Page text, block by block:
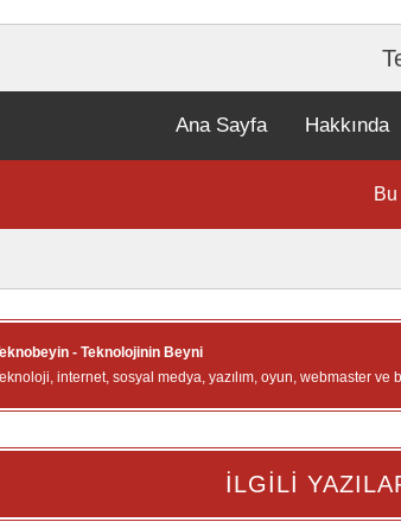
Ana Sayfa Hakkında
- Teknolojinin Beyni
internet, sosyal medya, yazılım, oyun, webmaster
İLGİLİ